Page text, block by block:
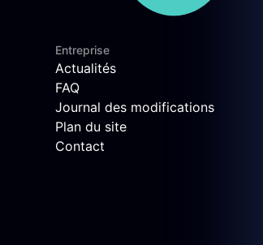
Entreprise
Actualités
FAQ
Journal des modifications
Plan du site
Contact